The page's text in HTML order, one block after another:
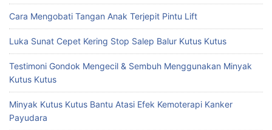
Cara Mengobati Tangan Anak Terjepit Pintu Lift
Luka Sunat Cepet Kering Stop Salep Balur Kutus Kutus
Testimoni Gondok Mengecil & Sembuh Menggunakan Minyak
Kutus Kutus
Minyak Kutus Kutus Bantu Atasi Efek Kemoterapi Kanker
Payudara